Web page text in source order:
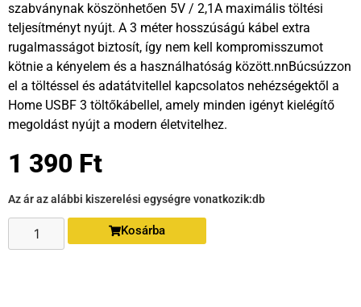
szabványnak köszönhetően 5V / 2,1A maximális töltési
teljesítményt nyújt. A 3 méter hosszúságú kábel extra
rugalmasságot biztosít, így nem kell kompromisszumot
kötnie a kényelem és a használhatóság között.nnBúcsúzzon
el a töltéssel és adatátvitellel kapcsolatos nehézségektől a
Home USBF 3 töltőkábellel, amely minden igényt kielégítő
megoldást nyújt a modern életvitelhez.
1 390 Ft
Az ár az alábbi kiszerelési egységre vonatkozik:db
Kosárba